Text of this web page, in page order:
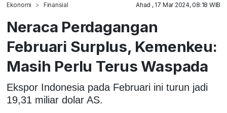
Ekonomi Finansial Ahad , 17 Mar 2024, 08:18 WIB
Neraca Perdagangan
Februari Surplus, Kemenkeu:
Masih Perlu Terus Waspada
Ekspor Indonesia pada Februari ini turun jadi
19,31 miliar dolar AS.